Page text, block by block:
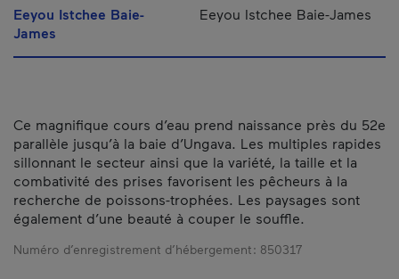
Eeyou Istchee Baie-
James
Eeyou Istchee Baie-James
Ce magnifique cours d’eau prend naissance près du 52e
parallèle jusqu’à la baie d’Ungava. Les multiples rapides
sillonnant le secteur ainsi que la variété, la taille et la
combativité des prises favorisent les pêcheurs à la
recherche de poissons-trophées. Les paysages sont
également d’une beauté à couper le souffle.
Numéro d’enregistrement d’hébergement : 850317